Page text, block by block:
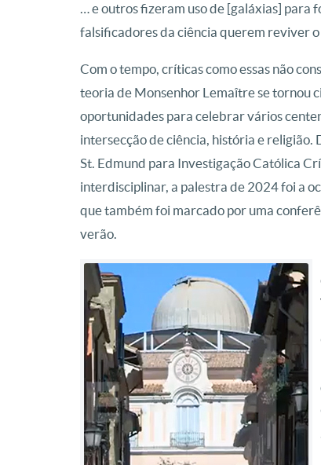
… e outros fizeram uso de [galáxias] para
falsificadores da ciência querem reviver
Com o tempo, críticas como essas não
teoria de Monsenhor Lemaître se tornou
oportunidades para celebrar vários
intersecção de ciência, história e religião.
St. Edmund para Investigação Católica
interdisciplinar, a palestra de 2024 foi a
que também foi marcado por uma
verão.